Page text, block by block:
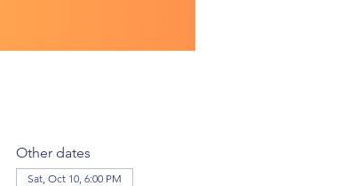
Other dates
Sat, Oct 10, 6:00 PM